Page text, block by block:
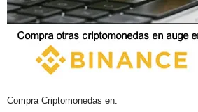
Compra Criptomonedas en: